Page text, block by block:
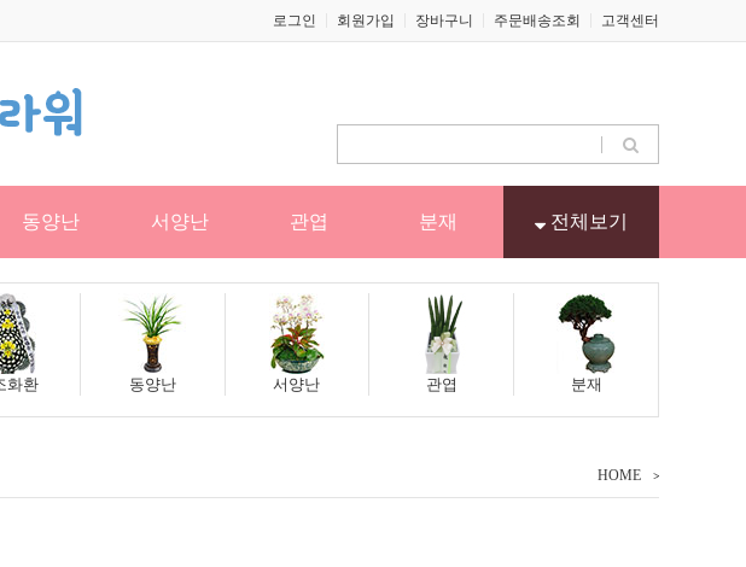
로그인 회원가입 장바구니 주문배송조회 고객센터
동양난 서양난 관엽 분재 전체보기
화환 동양난 서양난 관엽 분재
HOME